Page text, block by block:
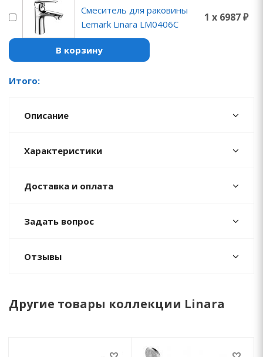
Смеситель для раковины
Lemark Linara LM0406C
1 x 6987 ₽
В корзину
Итого:
Описание
Характеристики
Доставка и оплата
Задать вопрос
Отзывы
Другие товары коллекции Linara